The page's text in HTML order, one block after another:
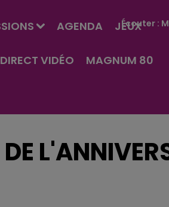
AGENDA JEUX
DIRECT VIDÉO MAGNUM 80
Écouter :